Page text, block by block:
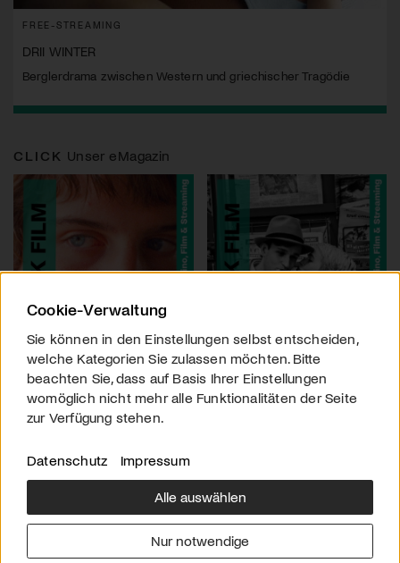
FREE-STREAMING
DRII WINTER
Berglerdrama zwischen Western und griechischer Tragödie
CLICK Unser eMagazin
Über uns
Downloads
Werben
Impressum
Cookie-Verwaltung
Sie können in den Einstellungen selbst entscheiden,
welche Kategorien Sie zulassen möchten. Bitte
beachten Sie, dass auf Basis Ihrer Einstellungen
womöglich nicht mehr alle Funktionalitäten der Seite
zur Verfügung stehen.
Datenschutz Impressum
Alle auswählen
Nur notwendige